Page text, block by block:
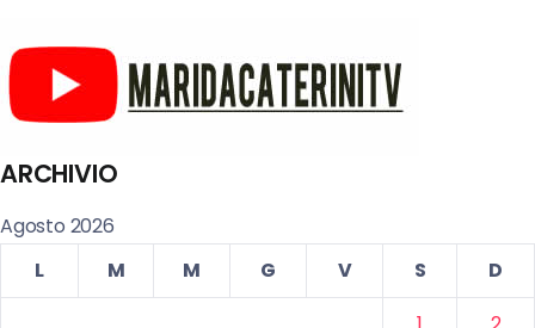
ARCHIVIO
Agosto 2026
L
M M G V S
D